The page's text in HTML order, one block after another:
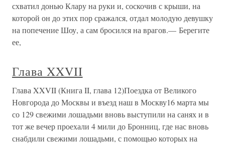
схватил донью Клару на руки и, соскочив с крыши, на
которой он до этих пор сражался, отдал молодую девушку
на попечение Шоу, а сам бросился на врагов.— Берегите
ее,
Глава XXVII
Глава XXVII (Книга II, глава 12)Поездка от Великого
Новгорода до Москвы и въезд наш в Москву16 марта мы
со 129 свежими лошадьми вновь выступили на санях и в
тот же вечер проехали 4 мили до Бронниц, где нас вновь
снабдили свежими лошадьми, с помощью которых на